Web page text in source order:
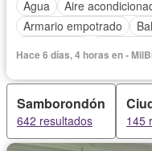
Agua
Aire
Armario empotrado
Cancha
Estacionamiento
Internet
Jacuzzi
Vista panorámica
Wifi
Hace 6 días, 4 horas en -
Samborondón
642 resultados 145